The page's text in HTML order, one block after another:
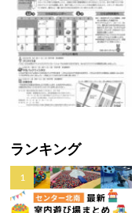
ランキング